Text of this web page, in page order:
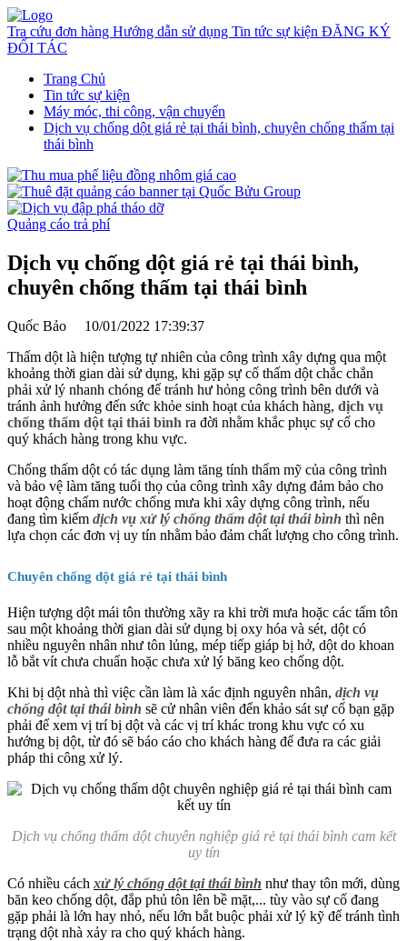
Tra cứu đơn hàng Hướng dẫn sử dụng Tin tức sự kiện ĐĂNG KÝ
ĐỐI TÁC
Trang Chủ
Tin tức sự kiện
Máy móc, thi công, vận chuyển
Dịch vụ chống dột giá rẻ tại thái bình, chuyên chống thấm tại
thái bình
Quảng cáo trả phí
Dịch vụ chống dột giá rẻ tại thái bình,
chuyên chống thấm tại thái bình
Quốc Bảo 10/01/2022 17:39:37
Thấm dột là hiện tượng tự nhiên của công trình xây dựng qua một
khoảng thời gian dài sử dụng, khi gặp sự cố thấm dột chắc chắn
phải xử lý nhanh chóng để tránh hư hỏng công trình bên dưới và
tránh ảnh hưởng đến sức khỏe sinh hoạt của khách hàng, dịch vụ
chống thấm dột tại thái bình ra đời nhằm khắc phục sự cố cho
quý khách hàng trong khu vực.
Chống thấm dột có tác dụng làm tăng tính thẩm mỹ của công trình
và bảo vệ làm tăng tuổi thọ của công trình xây dựng đảm bảo cho
hoạt động chấm nước chống mưa khi xây dựng công trình, nếu
đang tìm kiếm dịch vụ xử lý chống thấm dột tại thái bình thì nên
lựa chọn các đơn vị uy tín nhằm bảo đảm chất lượng cho công trình.
Chuyên chống dột giá rẻ tại thái bình
Hiện tượng dột mái tôn thường xãy ra khi trời mưa hoặc các tấm tôn
sau một khoảng thời gian dài sử dụng bị oxy hóa và sét, dột có
nhiều nguyên nhân như tôn lủng, mép tiếp giáp bị hở, dột do khoan
lỗ bắt vít chưa chuẩn hoặc chưa xử lý băng keo chống dột.
Khi bị dột nhà thì việc cần làm là xác định nguyên nhân, dịch vụ
chống dột tại thái bình sẽ cử nhân viên đến khảo sát sự cố bạn gặp
phải để xem vị trí bị dột và các vị trí khác trong khu vực có xu
hướng bị dột, từ đó sẽ báo cáo cho khách hàng để đưa ra các giải
pháp thi công xử lý.
Dịch vụ chống thấm dột chuyên nghiệp giá rẻ tại thái bình cam kết
uy tín
Có nhiều cách xử lý chống dột tại thái bình như thay tôn mới, dùng
băn keo chống dột, đắp phủ tôn lên bề mặt,... tùy vào sự cố đang
gặp phải là lớn hay nhỏ, nếu lớn bắt buộc phải xử lý kỹ để tránh tình
trạng dột nhà xảy ra cho quý khách hàng.